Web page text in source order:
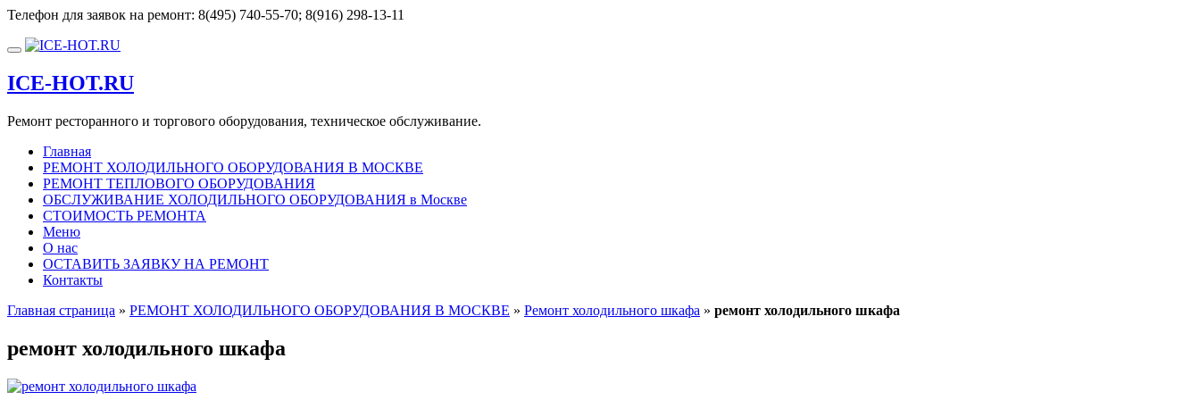
Перейти
содержимому
Телефон для заявок на ремонт: 8(495) 740-55-70; 8(916) 298-13-11
Показать/
навигацию
ICE-HOT.RU
Ремонт ресторанного и торгового оборудования, техническое обслуживание.
Главная
РЕМОНТ ХОЛОДИЛЬНОГО ОБОРУДОВАНИЯ В МОСКВЕ
РЕМОНТ ТЕПЛОВОГО ОБОРУДОВАНИЯ
ОБСЛУЖИВАНИЕ ХОЛОДИЛЬНОГО ОБОРУДОВАНИЯ в Москве
СТОИМОСТЬ РЕМОНТА
Меню
О нас
ОСТАВИТЬ ЗАЯВКУ НА РЕМОНТ
Контакты
Главная страница » РЕМОНТ ХОЛОДИЛЬНОГО ОБОРУДОВАНИЯ В МОСКВЕ » Ремонт холодильного шкафа » ремонт холодильного шкафа
ремонт холодильного шкафа